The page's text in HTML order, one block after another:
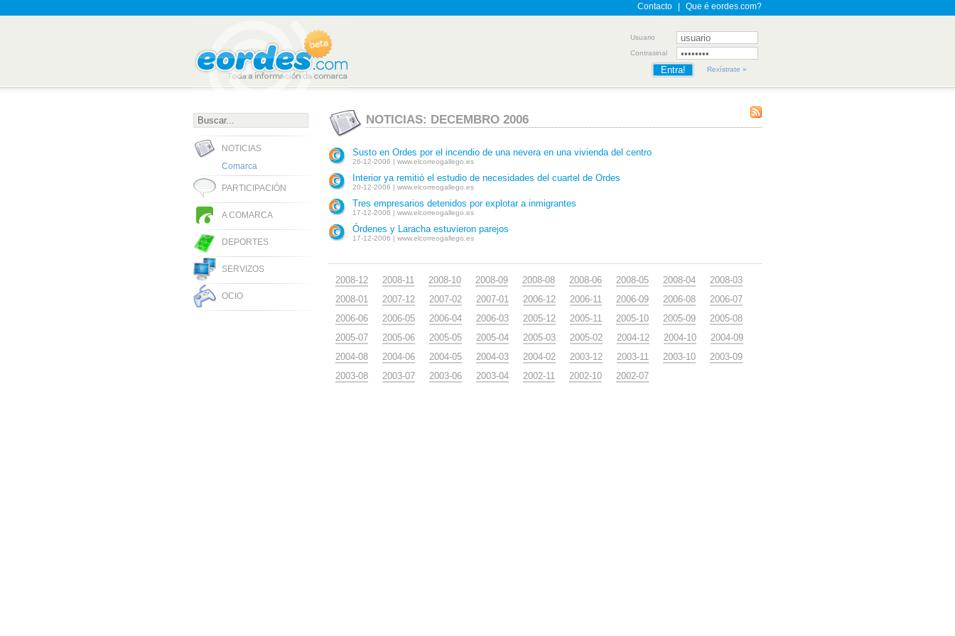
Contacto Que é eordes.com?
Usuario
Contrasinal
Rexístrate »
NOTICIAS
Comarca
PARTICIPACIÓN
A COMARCA
DEPORTES
SERVIZOS
OCIO
NOTICIAS: DECEMBRO 2006
Susto en Ordes por el incendio de una nevera en una vivienda del centro
26-12-2006 | www.elcorreogallego.es
Interior ya remitió el estudio de necesidades del cuartel de Ordes
20-12-2006 | www.elcorreogallego.es
Tres empresarios detenidos por explotar a inmigrantes
17-12-2006 | www.elcorreogallego.es
Órdenes y Laracha estuvieron parejos
17-12-2006 | www.elcorreogallego.es
2008-12 2008-11 2008-10 2008-09 2008-08 2008-06 2008-05 2008-04
2008-03
2008-01
2007-12 2007-02 2007-01 2006-12 2006-11 2006-09 2006-08
2006-07
2006-06
2006-05 2006-04 2006-03 2005-12 2005-11 2005-10 2005-09
2005-08
2005-07
2005-06 2005-05 2005-04 2005-03 2005-02 2004-12 2004-10
2004-09
2004-08
2004-06 2004-05 2004-03 2004-02 2003-12 2003-11 2003-10
2003-09
2003-08
2003-07 2003-06 2003-04 2002-11 2002-10 2002-07